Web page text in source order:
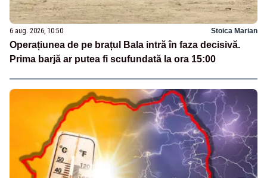
6 aug. 2026, 10:50 Stoica Marian
Operațiunea de pe brațul Bala intră în faza decisivă.
Prima barjă ar putea fi scufundată la ora 15:00